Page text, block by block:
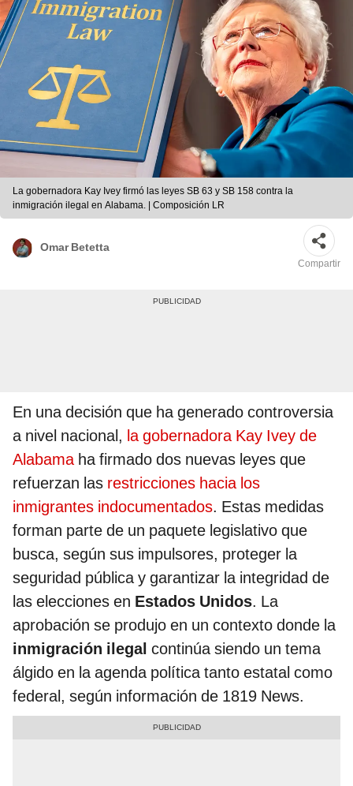
La gobernadora Kay Ivey firmó las leyes SB 63 y SB 158 contra la
inmigración ilegal en Alabama. | Composición LR
Omar Betetta
Compartir
En una decisión que ha generado controversia
a nivel nacional, la gobernadora Kay Ivey de
Alabamaha firmado dos nuevas leyes que
refuerzan las restricciones hacia los
inmigrantes indocumentados. Estas medidas
forman parte de un paquete legislativo que
busca, según sus impulsores, proteger la
seguridad pública y garantizar la integridad de
las elecciones en Estados Unidos. La
aprobación se produjo en un contexto donde la
inmigración ilegal continúa siendo un tema
álgido en la agenda política tanto estatal como
federal, según información de 1819 News.